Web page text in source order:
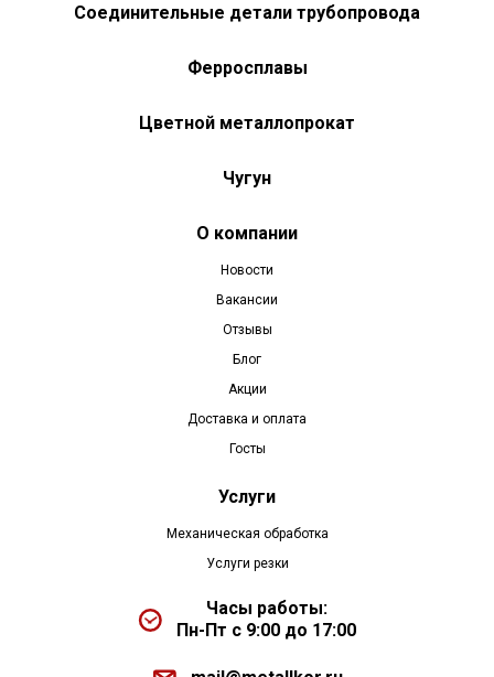
Соединительные детали трубопровода
Ферросплавы
Цветной металлопрокат
Чугун
О компании
Новости
Вакансии
Отзывы
Блог
Акции
Доставка и оплата
Госты
Услуги
Механическая обработка
Услуги резки
Часы работы:
Пн-Пт с 9:00 до 17:00